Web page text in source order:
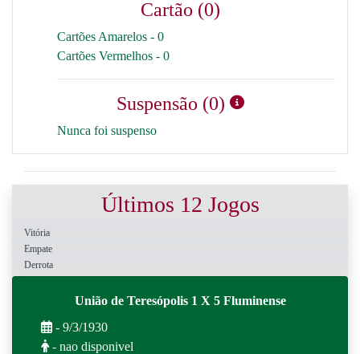
Cartão (0)
Cartões Amarelos - 0
Cartões Vermelhos - 0
Suspensão (0)
Nunca foi suspenso
Últimos 12 Jogos
Vitória
Empate
Derrota
União de Teresópolis 1 X 5 Fluminense
- 9/3/1930
- nao disponivel